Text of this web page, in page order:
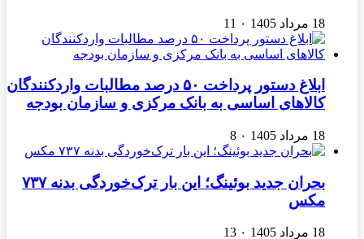
18 مرداد 1405 ۰ 11
ابلاغ دستور پرداخت ۵۰ درصد مطالبات واردکنندگان
کالاهای اساسی به بانک مرکزی و سازمان بودجه
18 مرداد 1405 ۰ 8
بحران جدید بوئینگ؛ این بار ترک‌خوردگی بدنه ۷۳۷
مکس
18 مرداد 1405 ۰ 13